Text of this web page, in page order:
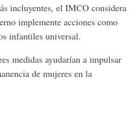
incluyentes, el IMCO considera
implemente acciones como
infantiles universal.
medidas ayudarían a impulsar
de mujeres en la